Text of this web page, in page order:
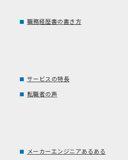
職務経歴書の書き方
サービスの特長
転職者の声
メーカーエンジニアあるある